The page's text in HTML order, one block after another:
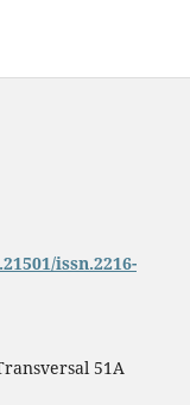
issn.2216-
51A